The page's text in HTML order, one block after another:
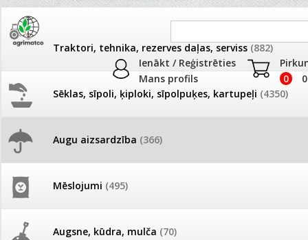
Ienākt / Reģistrēties
Mans profils
0
Traktori, tehnika, rezerves daļas, serviss (882)
Sēklas, sīpoli, ķiploki, sīpolpuķes, kartupeļi (4350)
Augu aizsardzība (366)
Mēslojumi (495)
Augsne, kūdra, mulča (70)
Pašlasīšanas vietu katalogs
26.05. Vebinārs - Kā ierobežot
gliemežus piemājas dārzā un
frēze + mulčieris +
AKCIJAS komplekts -
Piemājas dārzam
Produkti »Augu aizsardzība
Mavrik 5ml Reģ.Nr.0526
artikuls: 3446 EAN:4771315388867